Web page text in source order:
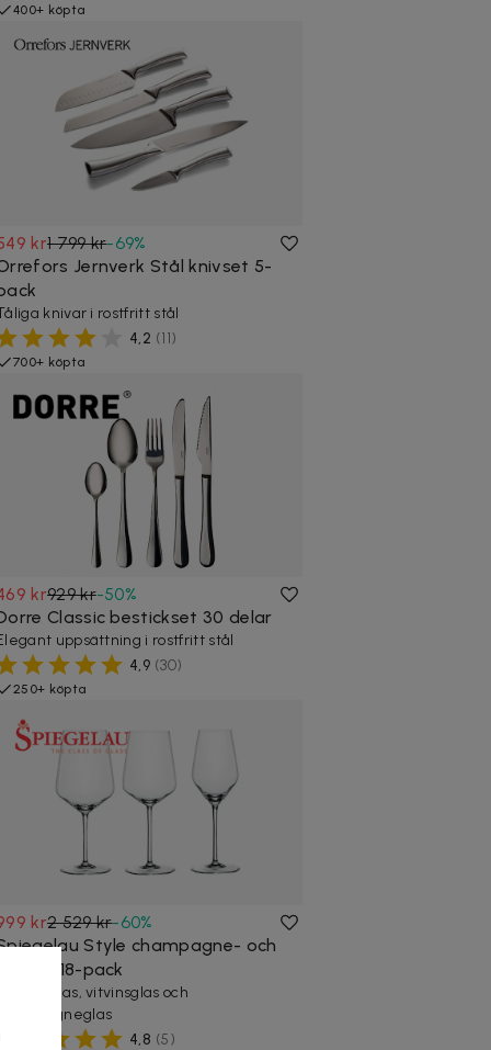
400+ köpta
kr1 799 kr-69%
Jernverk Stål knivset 5-
knivar i rostfritt stål
4,2 (11)
700+ köpta
kr929 kr-50%
Classic bestickset 30 delar
uppsättning i rostfritt stål
4,9 (30)
250+ köpta
kr2 529 kr-60%
Style champagne- och
vinglas 18-pack
Rödvinsglas, vitvinsglas och
champagneglas
4,8 (5)